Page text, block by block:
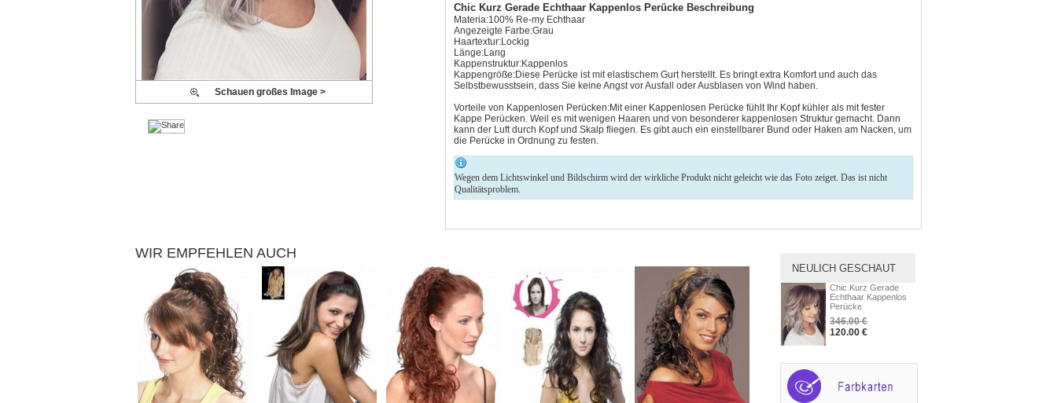
Chic Kurz Gerade Echthaar Kappenlos Perücke Beschreibung
Materia:100% Re-my Echthaar
Angezeigte Farbe:Grau
Haartextur:Lockig
Länge:Lang
Kappenstruktur:Kappenlos
Kappengröße:Diese Perücke ist mit elastischem Gurt herstellt. Es bringt extra Komfort und auch das
Selbstbewusstsein, dass Sie keine Angst vor Ausfall oder Ausblasen von Wind haben.
Vorteile von Kappenlosen Perücken:Mit einer Kappenlosen Perücke fühlt Ihr Kopf kühler als mit fester
Kappe Perücken. Weil es mit wenigen Haaren und von besonderer kappenlosen Struktur gemacht. Dann
kann der Luft durch Kopf und Skalp fliegen. Es gibt auch ein einstellbarer Bund oder Haken am Nacken, um
die Perücke in Ordnung zu festen.
Wegen dem Lichtswinkel und Bildschirm wird der wirkliche Produkt nicht geleicht wie das Foto zeiget. Das ist nicht
Qualitätsproblem.
Schauen großes Image >
WIR EMPFEHLEN AUCH
NEULICH GESCHAUT
Chic Kurz Gerade
Echthaar Kappenlos
Perücke
346.00 €
120.00 €